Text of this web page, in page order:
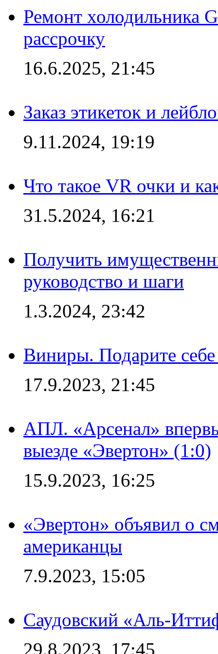
Ремонт холодильника
рассрочку
16.6.2025, 21:45
Заказ этикеток и
9.11.2024, 19:19
Что такое VR очки и
31.5.2024, 16:21
Получить
руководство и шаги
1.3.2024, 23:42
Виниры. Подарите
17.9.2023, 21:45
АПЛ. «Арсенал»
выезде «Эвертон» (1:0)
15.9.2023, 16:25
«Эвертон» объявил о
американцы
7.9.2023, 15:05
Саудовский «Аль-
29.8.2023, 17:45